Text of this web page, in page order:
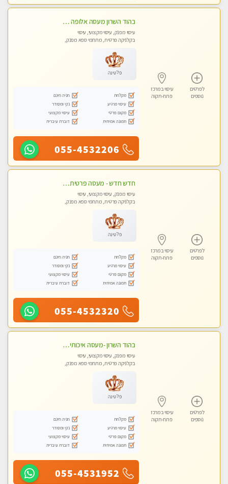
לפרטים
נוספים
עיסוי במרכז
פתח-תקוה
בהוד השרון מעסה אלופה כל סוגי העיסויים מעסה מקצועית ואיכותית פרטי!!!
עיסוי מפנק, עיסוי מקצועי, עיסוי
בקלניקה פרטית, מתחמי ספא מפנק,
פלטינה
מקלחת
חניה חינם
עיסוי מרגיע
נקי ומסודר
מקום פרטי
עיסוי מקצועי
תמונה אמיתית
דוברת עיברית
055-4532206
לפרטים
נוספים
עיסוי במרכז
פתח-תקוה
חדש חדש - מעסה פרטית עיסוי מפנק לחידוש אנרגיות עיסוי חלומי מומלץ מאוד !בהוד השרון
עיסוי מפנק, עיסוי מקצועי, עיסוי
בקלניקה פרטית, מתחמי ספא מפנק,
פלטינה
מקלחת
חניה חינם
עיסוי מרגיע
נקי ומסודר
מקום פרטי
עיסוי מקצועי
תמונה אמיתית
דוברת עיברית
055-4532320
לפרטים
נוספים
עיסוי במרכז
פתח-תקוה
בהוד השרון -מעסה איכותית למאסז מקצועי ומפנק לכל שרירי הגוף
עיסוי מפנק, עיסוי מקצועי, עיסוי
בקלניקה פרטית, מתחמי ספא מפנק,
פלטינה
מקלחת
חניה חינם
עיסוי מרגיע
נקי ומסודר
מקום פרטי
עיסוי מקצועי
תמונה אמיתית
דוברת עיברית
055-4531952